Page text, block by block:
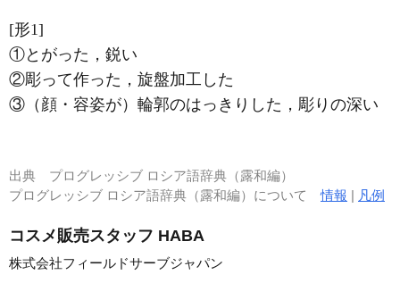
[形1]
①とがった，鋭い
②彫って作った，旋盤加工した
③（顔・容姿が）輪郭のはっきりした，彫りの深い
出典 プログレッシブ ロシア語辞典（露和編）
プログレッシブ ロシア語辞典（露和編）について情報 | 凡例
コスメ販売スタッフ HABA
株式会社フィールドサーブジャパン